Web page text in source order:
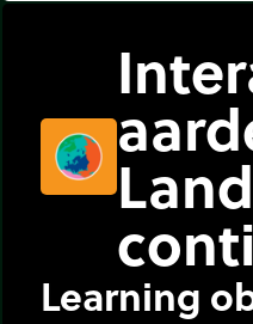
Learning